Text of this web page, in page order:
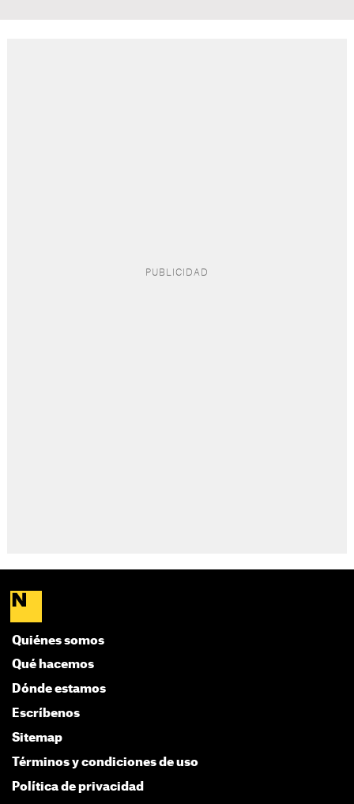
Quiénes somos
Qué hacemos
Dónde estamos
Escríbenos
Sitemap
Términos y condiciones de uso
Política de privacidad